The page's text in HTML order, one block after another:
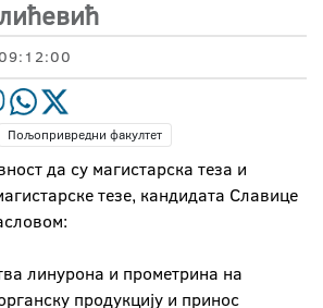
Пољопривредни факултет
да су магистарска теза и
тезе, кандидата Славице
линурона и прометрина на
продукцију и принос